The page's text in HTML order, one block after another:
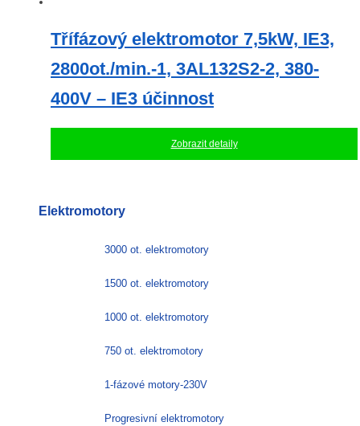
Třífázový elektromotor 7,5kW, IE3,
2800ot./min.-1, 3AL132S2-2, 380-
400V – IE3 účinnost
Zobrazit detaily
Elektromotory
3000 ot. elektromotory
1500 ot. elektromotory
1000 ot. elektromotory
750 ot. elektromotory
1-fázové motory-230V
Progresivní elektromotory